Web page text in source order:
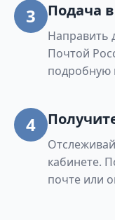
3 Подача
Направить
Почтой
подробную
4
кабинете.
почте или